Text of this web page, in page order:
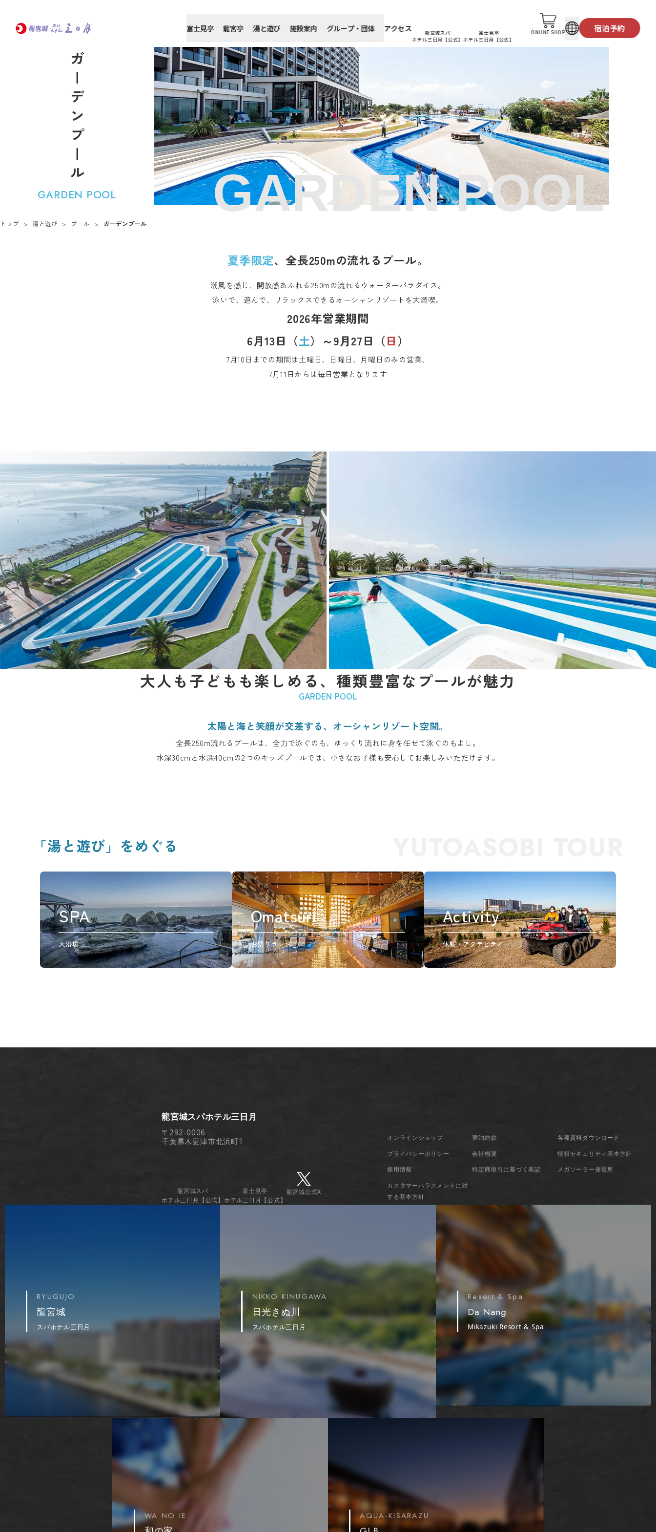
富士見亭 龍宮亭 湯と遊び 施設案内 グループ・団体 アクセス
龍宮城スパ
ホテル三日月 【公式】
富士見亭
ホテル三日月 【公式】
龍宮城公式X
ONLINE SHOP 宿泊予約
ガーデンプール
GARDEN POOL GARDEN POOL
トップ 湯と遊び プール ガーデンプール
夏季限定、全長250mの流れるプール。
潮風を感じ、開放感あふれる250mの流れる ウォーターパラダイス。
泳いで、遊んで、リラックスできるオーシャンリゾートを大満喫。
2026年営業期間
6月13日（土）～9月27日（日）
7月10日までの期間は土曜日、日曜日、月曜日のみの営業、
7月11日からは毎日営業となります
大人も子どもも楽しめる、種類豊富なプールが魅力
GARDEN POOL
太陽と海と笑顔が交差する、 オーシャンリゾート空間。
全長250m流れるプールは、全力で泳ぐのも、ゆっくり流れに身を任せて泳ぐのもよし。
水深30cmと水深40cmの2つのキッズプールでは、小さなお子様も安心してお楽しみいただけます。
「湯と遊び」をめぐる
SPA
大浴場
Omatsuri
お祭りランド
Activity
体験・アクテビティ
龍宮城スパホテル三日月
〒292-0006
千葉県木更津市北浜町1
龍宮城スパ
ホテル三日月 【公式】
富士見亭
ホテル三日月 【公式】
龍宮城公式X
オンラインショップ 宿泊約款 各種資料ダウンロード
プライバシーポリシー 会社概要 情報セキュリティ基本方針
採用情報 特定商取引に基づく表記 メガソーラー発電所
カスタマーハラスメントに対
する基本方針
RYUGUJO
龍宮城
スパホテル三日月
NIKKO KINUGAWA
日光きぬ川
スパホテル三日月
Resort & Spa
Da Nang
Mikazuki Resort & Spa
WA NO IE AQUA-KISARAZU